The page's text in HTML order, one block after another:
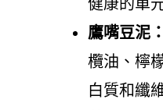
健康的單
鷹嘴豆泥：
欖油、檸
白質和纖